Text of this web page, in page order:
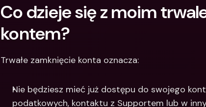
Co dzieje się z moim
kontem?
Trwałe zamknięcie konta oznacza:
Nie będziesz mieć już dostępu do swojego
podatkowych, kontaktu z Supportem lub w